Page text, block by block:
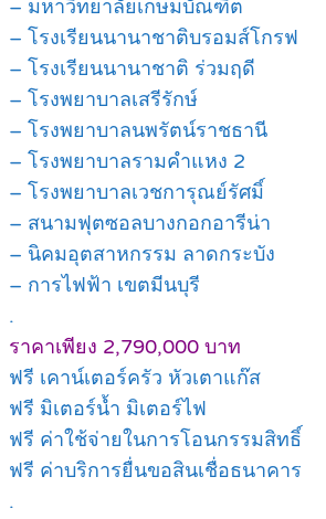
– มหาวิทยาลัยเกษมบัณฑิต
– โรงเรียนนานาชาติบรอมส์โกรฟ
– โรงเรียนนานาชาติ ร่วมฤดี
– โรงพยาบาลเสรีรักษ์
– โรงพยาบาลนพรัตน์ราชธานี
– โรงพยาบาลรามคำแหง 2
– โรงพยาบาลเวชการุณย์รัศมิ์
– สนามฟุตซอลบางกอกอารีน่า
– นิคมอุตสาหกรรม ลาดกระบัง
– การไฟฟ้า เขตมีนบุรี
.
ราคาเพียง 2,790,000 บาท
ฟรี เคาน์เตอร์ครัว หัวเตาแก๊ส
ฟรี มิเตอร์น้ำ มิเตอร์ไฟ
ฟรี ค่าใช้จ่ายในการโอนกรรมสิทธิ์
ฟรี ค่าบริการยื่นขอสินเชื่อธนาคาร
.